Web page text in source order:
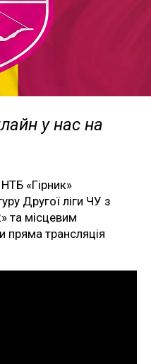
у нас на
«Гірник»
Другої ліги ЧУ з
та місцевим
пряма трансляція